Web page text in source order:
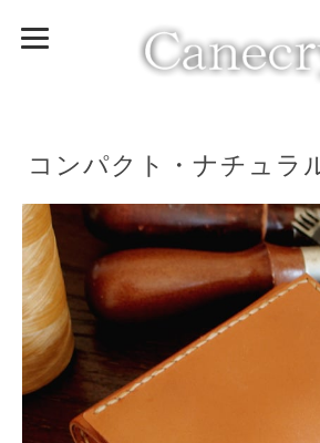
コンパクト・ナチュラ